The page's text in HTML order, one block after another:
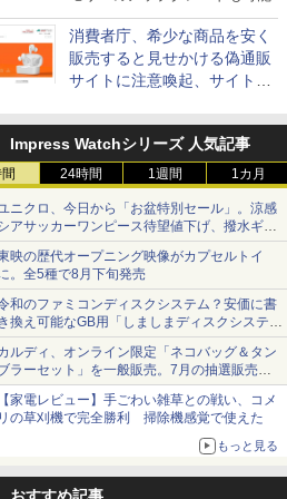
消費者庁、希少な商品を安く
販売すると見せかける偽通販
サイトに注意喚起、サイト名
Impress Watchシリーズ 人気記事
24時間 1週間 1カ月
ニクロ、今日から「お盆特別セール」。涼感
アサッカーワンピース待望値下げ、撥水ギア
ョーツは1990円に
映の歴代オープニング映像がカプセルトイ
。全5種で8月下旬発売
和のファミコンディスクシステム？安価に書
換え可能なGB用「しましまディスクシステ
」
ルディ、オンライン限定「ネコバッグ＆タン
ラーセット」を一般販売。7月の抽選販売の
選無効分
家電レビュー】手ごわい雑草との戦い、コメ
の草刈機で完全勝利 掃除機感覚で使えた
もっと見る